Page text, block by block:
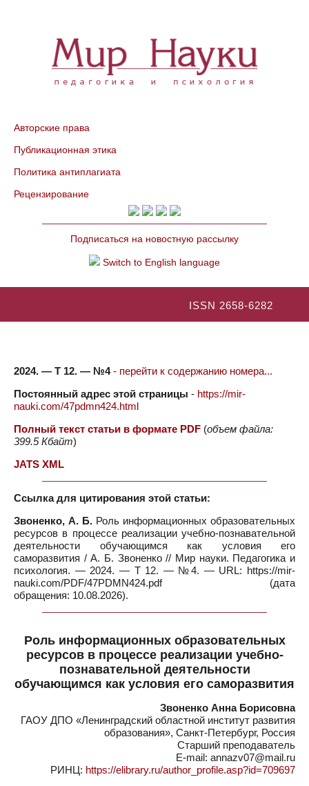
Авторские права
Публикационная этика
Политика антиплагиата
Рецензирование
Подписаться на новостную рассылку
Switch to English language
ISSN 2658-6282
2024. — Т 12. — №4- перейти к содержанию номера...
Постоянный адрес этой страницы - https://mir-
nauki.com/47pdmn424.html
Полный текст статьи в формате PDF (объем файла:
399.5 Кбайт)
JATS XML
Ссылка для цитирования этой статьи:
Звоненко, А. Б. Роль информационных образовательных
ресурсов в процессе реализации учебно-познавательной
деятельности обучающимся как условия его
саморазвития / А. Б. Звоненко // Мир науки. Педагогика и
психология. — 2024. — Т 12. — №4. — URL: https://mir-
nauki.com/PDF/47PDMN424.pdf (дата
обращения: 10.08.2026).
Роль информационных образовательных
ресурсов в процессе реализации учебно-
познавательной деятельности
обучающимся как условия его саморазвития
Звоненко Анна Борисовна
ГАОУ ДПО «Ленинградский областной институт развития
образования», Санкт-Петербург, Россия
Старший преподаватель
E-mail: annazv07@mail.ru
РИНЦ: https://elibrary.ru/author_profile.asp?id=709697